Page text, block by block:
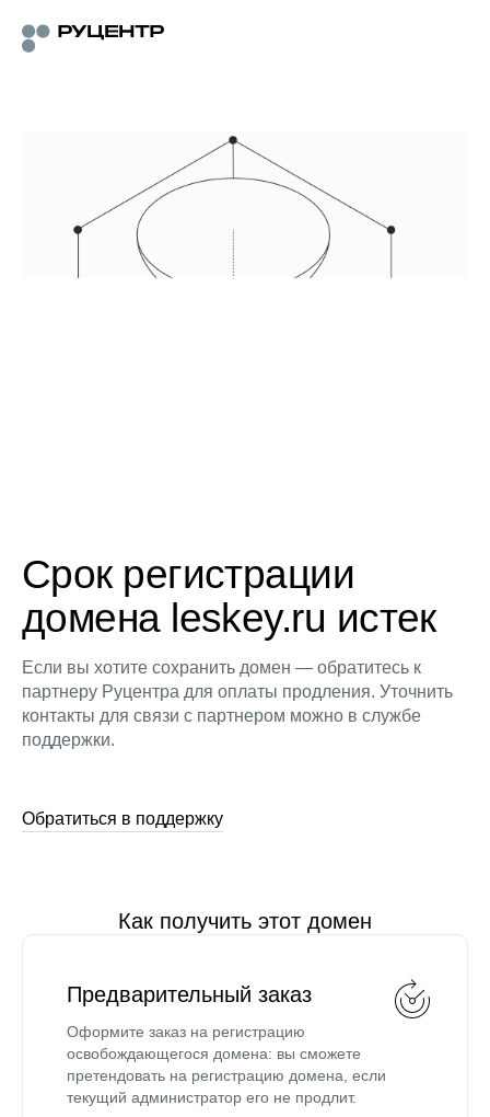
Срок регистрации
домена leskey.ru истек
Если вы хотите сохранить домен — обратитесь к
партнеру Руцентра для оплаты продления. Уточнить
контакты для связи с партнером можно в службе
поддержки.
Обратиться в поддержку
Как получить этот домен
Предварительный заказ
Оформите заказ на регистрацию
освобождающегося домена: вы сможете
претендовать на регистрацию домена, если
текущий администратор его не продлит.